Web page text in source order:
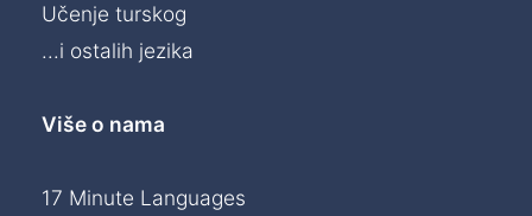
Učenje turskog
...i ostalih jezika
Više o nama
17 Minute Languages